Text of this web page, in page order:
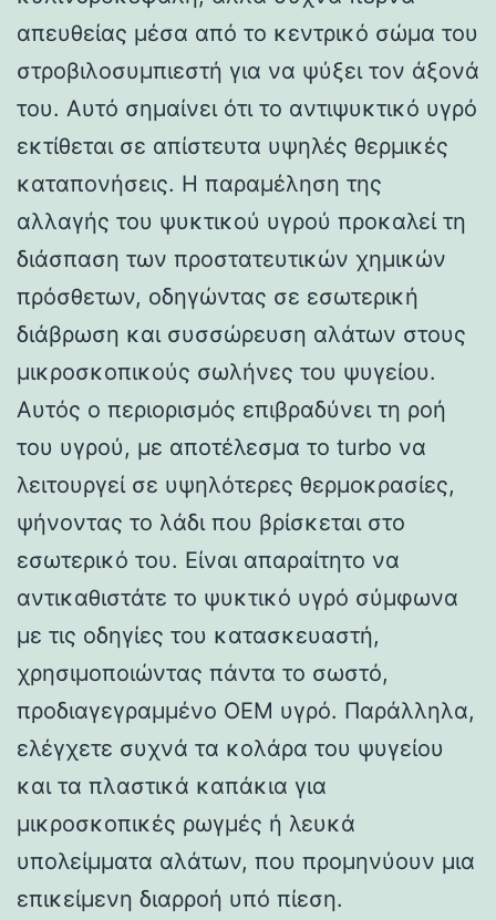
απευθείας μέσα από το κεντρικό σώμα του
στροβιλοσυμπιεστή για να ψύξει τον άξονά
του. Αυτό σημαίνει ότι το αντιψυκτικό υγρό
εκτίθεται σε απίστευτα υψηλές θερμικές
καταπονήσεις. Η παραμέληση της
αλλαγής του ψυκτικού υγρού προκαλεί τη
διάσπαση των προστατευτικών χημικών
πρόσθετων, οδηγώντας σε εσωτερική
διάβρωση και συσσώρευση αλάτων στους
μικροσκοπικούς σωλήνες του ψυγείου.
Αυτός ο περιορισμός επιβραδύνει τη ροή
του υγρού, με αποτέλεσμα το turbo να
λειτουργεί σε υψηλότερες θερμοκρασίες,
ψήνοντας το λάδι που βρίσκεται στο
εσωτερικό του. Είναι απαραίτητο να
αντικαθιστάτε το ψυκτικό υγρό σύμφωνα
με τις οδηγίες του κατασκευαστή,
χρησιμοποιώντας πάντα το σωστό,
προδιαγεγραμμένο OEM υγρό. Παράλληλα,
ελέγχετε συχνά τα κολάρα του ψυγείου
και τα πλαστικά καπάκια για
μικροσκοπικές ρωγμές ή λευκά
υπολείμματα αλάτων, που προμηνύουν μια
επικείμενη διαρροή υπό πίεση.